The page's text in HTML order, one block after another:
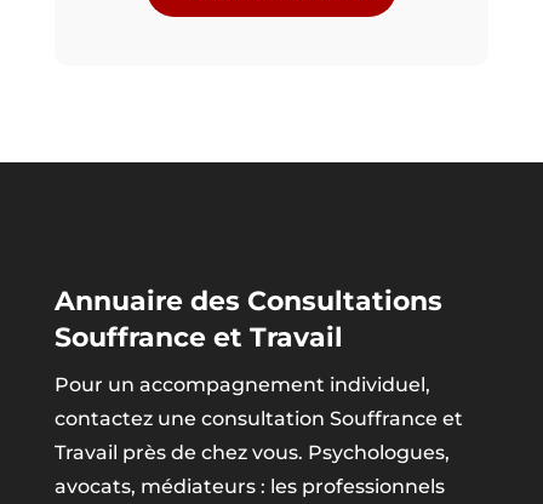
Annuaire des Consultations
Souffrance et Travail
Pour un accompagnement individuel,
contactez une consultation Souffrance et
Travail près de chez vous. Psychologues,
avocats, médiateurs : les professionnels